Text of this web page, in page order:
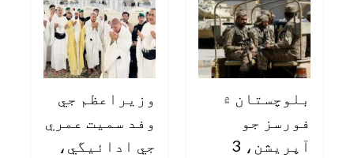
بلوچستان ۾
فورسز جو
آپريشن، 3
وزيراعظم جي
وفد سميت عمري
جي ادائيگي،